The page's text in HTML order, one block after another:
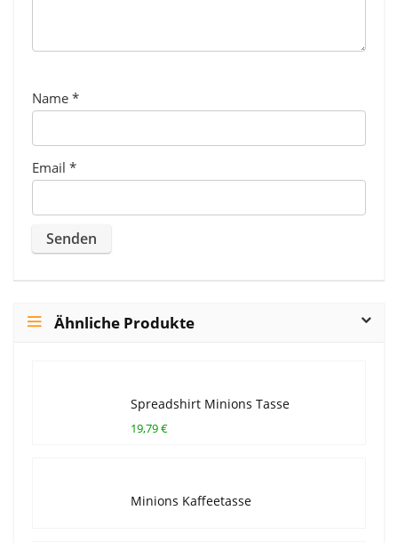
Name *
Email *
Ähnliche Produkte
Spreadshirt Minions Tasse
19,79 €
Minions Kaffeetasse